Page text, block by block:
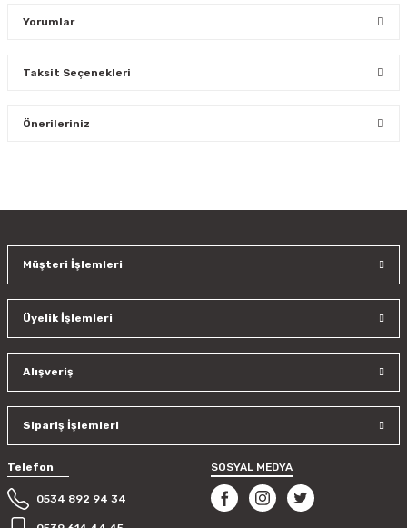
Yorumlar
Taksit Seçenekleri
Önerileriniz
Ürün resmi kalitesiz, bozuk veya görüntülenemiyor.
Ürün bilgilerinde hatalar bulunuyor.
Bu ürüne benzer farklı alternatifler olmalı.
Gönder
Müşteri İşlemleri
Üyelik İşlemleri
Alışveriş
Sipariş İşlemleri
Telefon
0534 892 94 34
SOSYAL MEDYA